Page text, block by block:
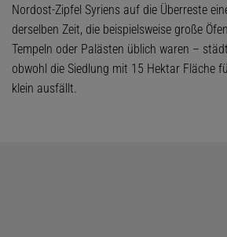
Nordost-Zipfel Syriens auf die Überreste
derselben Zeit, die beispielsweise große
Tempeln oder Palästen üblich waren –
obwohl die Siedlung mit 15 Hektar Fläche
klein ausfällt.